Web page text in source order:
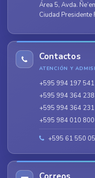
Área 5, Avda.
Ciudad Presidente
Contactos
ATENCIÓN Y
+595 994 197 541
+595 994 364 238
+595 994 364 231
+595 984 010 800
+595 61 550